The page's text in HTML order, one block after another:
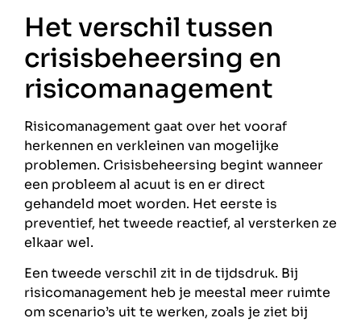
Het verschil tussen
crisisbeheersing en
risicomanagement
Risicomanagement gaat over het vooraf
herkennen en verkleinen van mogelijke
problemen. Crisisbeheersing begint wanneer
een probleem al acuut is en er direct
gehandeld moet worden. Het eerste is
preventief, het tweede reactief, al versterken ze
elkaar wel.
Een tweede verschil zit in de tijdsdruk. Bij
risicomanagement heb je meestal meer ruimte
om scenario’s uit te werken, zoals je ziet bij